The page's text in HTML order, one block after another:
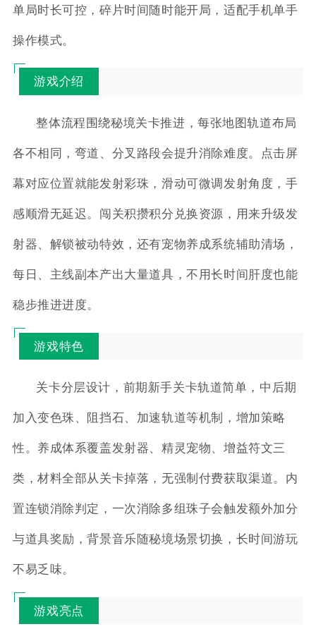
单局时长可控，碎片时间随时能开局，适配手机单手
操作模式。
游戏介绍
整体流程围绕秘境关卡推进，每张地图轨道布局
各不相同，弯道、分叉路段会提升消除难度。点击屏
幕对应位置就能发射彩珠，滑动可微调发射角度，手
感顺滑无延迟。闯关积攒积分兑换资源，用来升级发
射器、解锁被动特效，还有宠物养成系统辅助清场，
每日、主线副本产出大量道具，不用长时间肝度也能
稳步推进进度。
游戏特色
关卡分层设计，前期新手关卡轨道简单，中后期
加入变色珠、阻挡石、加速轨道等机制，增加策略
性。养成体系覆盖发射器、精灵宠物、增益符文三
类，材料全部从关卡掉落，无强制付费获取渠道。内
置连锁消除判定，一次消除多组珠子会触发额外加分
与道具奖励，背景音乐随秘境场景切换，长时间游玩
不易乏味。
游戏亮点